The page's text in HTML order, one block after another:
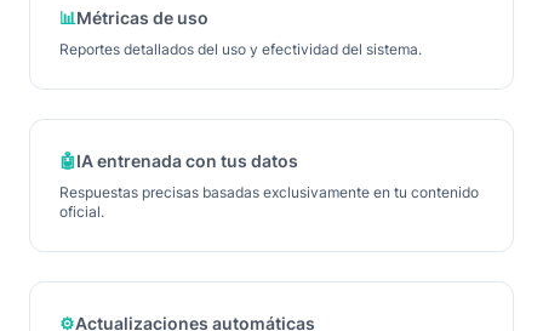
📊Métricas de uso
Reportes detallados del uso y efectividad del sistema.
🤖IA entrenada con tus datos
Respuestas precisas basadas exclusivamente en tu contenido
oficial.
⚙️Actualizaciones automáticas